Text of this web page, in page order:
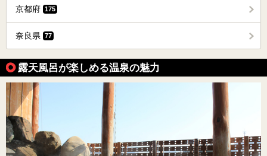
京都府 175
奈良県 77
露天風呂が楽しめる温泉の魅力